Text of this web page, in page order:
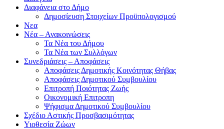
Διαφάνεια στο Δήμο
Δημοσίευση Στοιχείων Προϋπολογισμού
Νεα
Νέα – Ανακοινώσεις
Τα Νέα του Δήμου
Τα Νέα των Συλλόγων
Συνεδριάσεις – Αποφάσεις
Αποφάσεις Δημοτικής Κοινότητας Θήβας
Αποφάσεις Δημοτικού Συμβουλίου
Επιτροπή Ποιότητας Ζωής
Οικονομική Επιτροπη
Ψήφισμα Δημοτικού Συμβουλίου
Σχέδιο Αστικής Προσβασιμότητας
Υιοθεσία Ζώων